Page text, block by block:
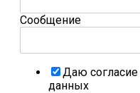
Сообщение
Даю согласие
данных